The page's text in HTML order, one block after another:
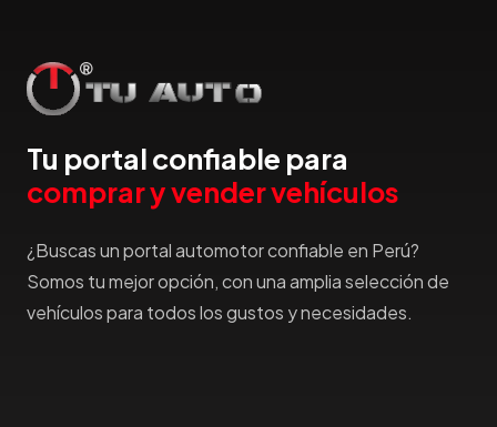
Tu portal confiable para
comprar y vender vehículos
¿Buscas un portal automotor confiable en Perú?
Somos tu mejor opción, con una amplia selección de
vehículos para todos los gustos y necesidades.